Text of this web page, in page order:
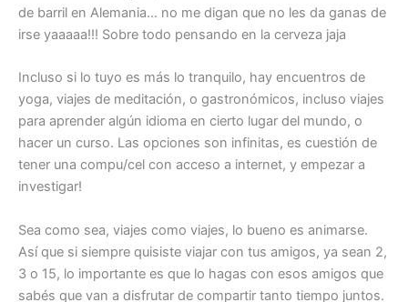
de barril en Alemania… no me digan que no les da ganas de
irse yaaaaa!!! Sobre todo pensando en la cerveza jaja
Incluso si lo tuyo es más lo tranquilo, hay encuentros de
yoga, viajes de meditación, o gastronómicos, incluso viajes
para aprender algún idioma en cierto lugar del mundo, o
hacer un curso. Las opciones son infinitas, es cuestión de
tener una compu/cel con acceso a internet, y empezar a
investigar!
Sea como sea, viajes como viajes, lo bueno es animarse.
Así que si siempre quisiste viajar con tus amigos, ya sean 2,
3 o 15, lo importante es que lo hagas con esos amigos que
sabés que van a disfrutar de compartir tanto tiempo juntos.